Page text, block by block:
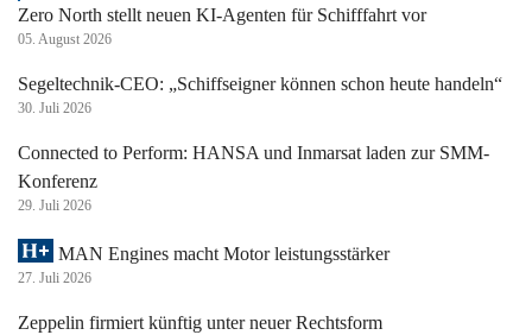
Zero North stellt neuen KI-Agenten für Schifffahrt vor
05. August 2026
Segeltechnik-CEO: „Schiffseigner können schon heute handeln“
30. Juli 2026
Connected to Perform: HANSA und Inmarsat laden zur SMM-
Konferenz
29. Juli 2026
MAN Engines macht Motor leistungsstärker
27. Juli 2026
Zeppelin firmiert künftig unter neuer Rechtsform